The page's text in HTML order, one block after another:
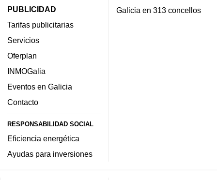
PUBLICIDAD
Tarifas publicitarias
Servicios
Oferplan
INMOGalia
Eventos en Galicia
Contacto
RESPONSABILIDAD SOCIAL
Eficiencia energética
Ayudas para inversiones
Galicia en 313 concellos